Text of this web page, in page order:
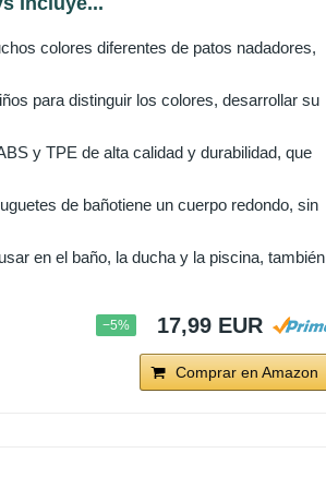
colores diferentes de patos nadadores,
para distinguir los colores, desarrollar su
y TPE de alta calidad y durabilidad, que
de bañotiene un cuerpo redondo, sin
en el baño, la ducha y la piscina, también
−5% 17,99 EUR
Comprar en Amazon